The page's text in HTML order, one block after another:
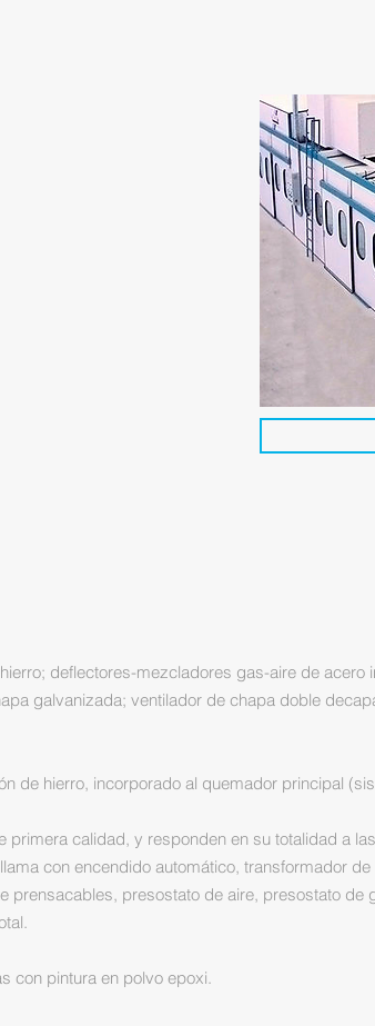
deflectores-mezcladores gas-aire de acero
galvanizada; ventilador de chapa doble
de hierro, incorporado al quemador principal
calidad, y responden en su totalidad a
con encendido automático, transformador
prensacables, presostato de aire, presostato de
con pintura en polvo epoxi.